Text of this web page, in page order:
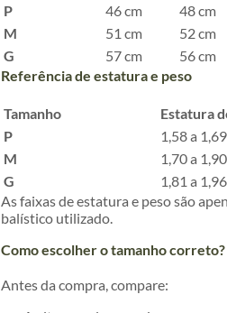
P
46 cm 48 cm
M
51 cm 52 cm
G
57 cm 56 cm
Referência de estatura e peso
Tamanho Estatura
P
1,58 a
M
1,70 a
G
1,81 a
As faixas de estatura e peso são
balístico utilizado.
Como escolher o tamanho correto?
Antes da compra, compare: